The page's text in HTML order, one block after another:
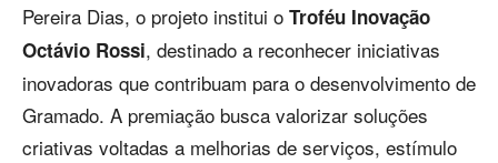
Pereira Dias, o projeto institui o Troféu Inovação
Octávio Rossi, destinado a reconhecer iniciativas
inovadoras que contribuam para o desenvolvimento de
Gramado. A premiação busca valorizar soluções
criativas voltadas a melhorias de serviços, estímulo